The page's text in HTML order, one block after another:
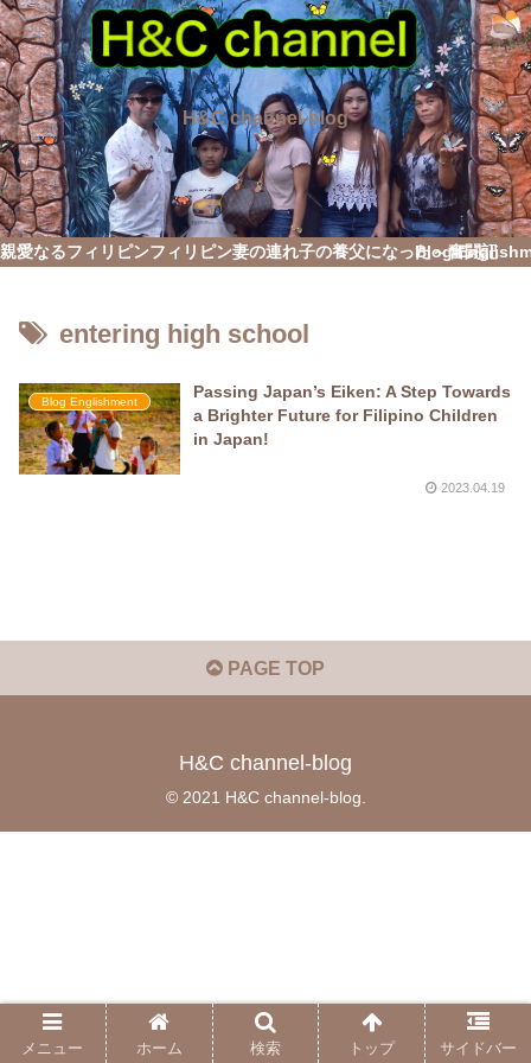
H&C channel-blog
親愛なるフィリピンフィリピン妻の連れ子の養父になった～奮闘記
Blog
entering high school
Blog Englishment
Passing Japan’s Eiken: A Step Towards
a Brighter Future for Filipino Children
in Japan!
2023.04.19
PAGE TOP
H&C channel-blog
© 2021 H&C channel-blog.
メニュー ホーム 検索 トップ サイドバー